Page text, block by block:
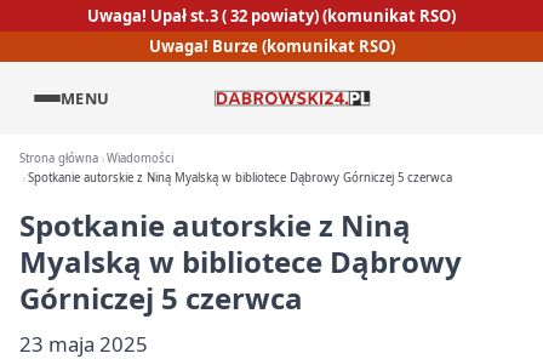
Uwaga! Upał st.3 ( 32 powiaty) (komunikat RSO)
Uwaga! Burze (komunikat RSO)
MENU
Strona główna Wiadomości
Spotkanie autorskie z Niną Myalską w bibliotece Dąbrowy Górniczej 5 czerwca
Spotkanie autorskie z Niną
Myalską w bibliotece Dąbrowy
Górniczej 5 czerwca
23 maja 2025